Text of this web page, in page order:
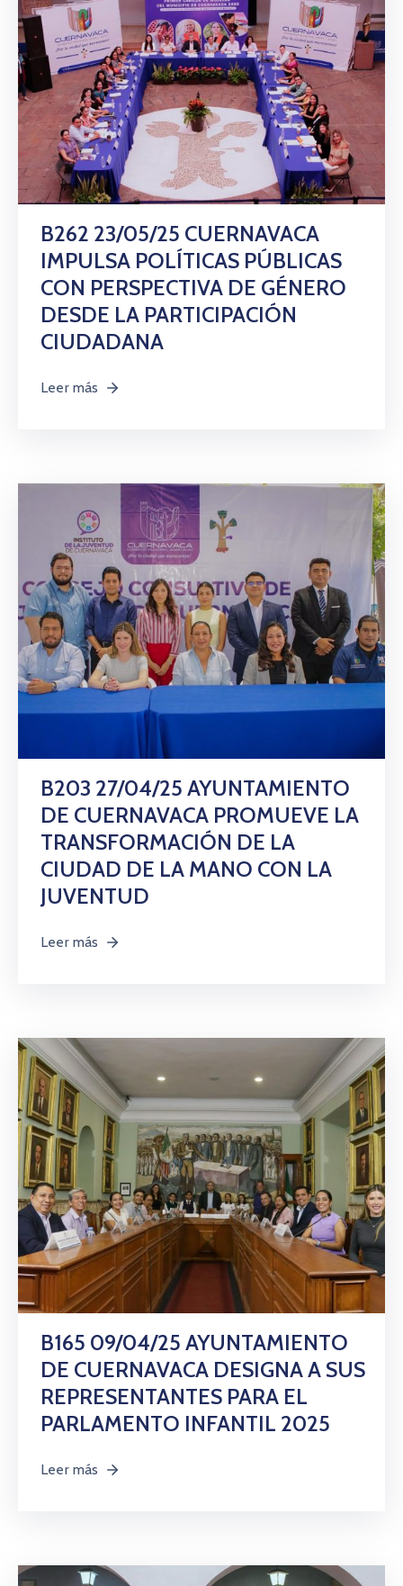
B262 23/05/25 CUERNAVACA
IMPULSA POLÍTICAS PÚBLICAS
CON PERSPECTIVA DE GÉNERO
DESDE LA PARTICIPACIÓN
CIUDADANA
Leer más
B203 27/04/25 AYUNTAMIENTO
DE CUERNAVACA PROMUEVE LA
TRANSFORMACIÓN DE LA
CIUDAD DE LA MANO CON LA
JUVENTUD
Leer más
B165 09/04/25 AYUNTAMIENTO
DE CUERNAVACA DESIGNA A SUS
REPRESENTANTES PARA EL
PARLAMENTO INFANTIL 2025
Leer más